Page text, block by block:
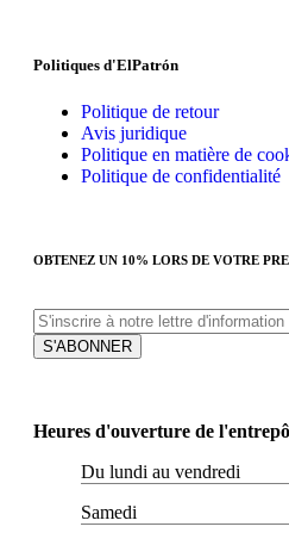
Politiques d'ElPatrón
Politique de retour
Avis juridique
Politique en matière de
Politique de confidentialité
OBTENEZ UN 10% LORS DE VOTRE
Heures d'ouverture de
Du lundi au vendredi
Samedi